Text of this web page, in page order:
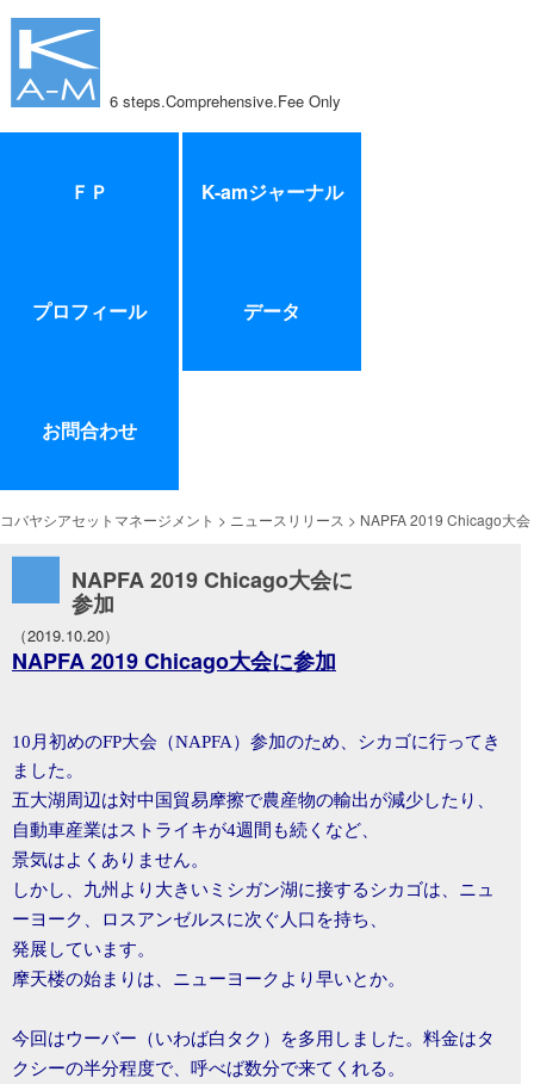
6 steps.Comprehensive.Fee Only
ＦＰ K-amジャーナル
プロフィール データ
お問合わせ
コバヤシアセットマネージメント > ニュースリリース > NAPFA 2019 Chicago大会
に参加
NAPFA 2019 Chicago大会に
参加
（2019.10.20）
NAPFA 2019 Chicago大会に参加
10 月初めのFP大会（NAPFA）参加のため、シカゴに行ってき
ました。
五大湖周辺は対中国貿易摩擦で農産物の輸出が減少したり、
自動車産業はストライキが4週間も続くなど、
景気はよくありません。
しかし、九州より大きいミシガン湖に接するシカゴは、ニュ
ーヨーク、ロスアンゼルスに次ぐ人口を持ち、
発展しています。
摩天楼の始まりは、ニューヨークより早いとか。
今回はウーバー（いわば白タク）を多用しました。料金はタ
クシーの半分程度で、呼べば数分で来てくれる。